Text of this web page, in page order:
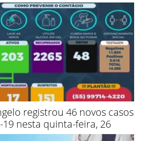
registrou 46 novos casos
19 nesta quinta-feira, 26